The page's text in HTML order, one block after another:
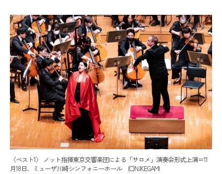
〈ベスト1〉 ノット指揮東京交響楽団による「サロメ」演奏会形式上演＝11
月18日、ミューザ川崎シンフォニーホール (C)N.IKEGAMI